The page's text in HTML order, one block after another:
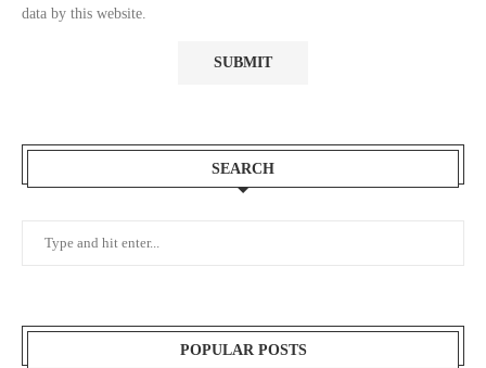
data by this website.
SEARCH
POPULAR POSTS